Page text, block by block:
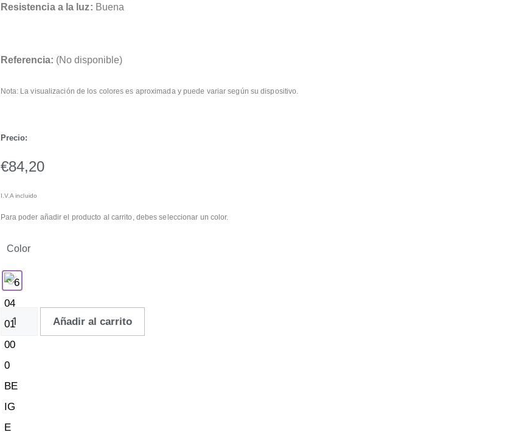
Resistencia a la luz: Buena
Referencia: (No disponible)
Nota: La visualización de los colores es aproximada y puede variar según su dispositivo.
Precio:
€84,20
I.V.A incluido
Para poder añadir el producto al carrito, debes seleccionar un color.
Color
Añadir al carrito